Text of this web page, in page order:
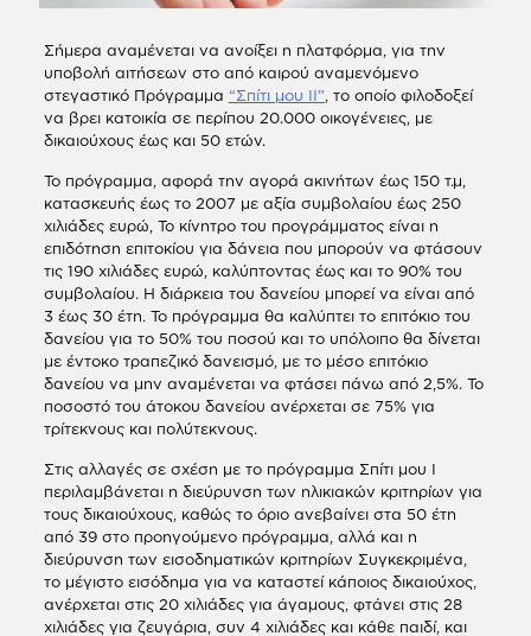
Σήμερα αναμένεται να ανοίξει η πλατφόρμα, για την
υποβολή αιτήσεων στο από καιρού αναμενόμενο
στεγαστικό Πρόγραμμα “Σπίτι μου ΙΙ” , το οποίο φιλοδοξεί
να βρει κατοικία σε περίπου 20.000 οικογένειες, με
δικαιούχους έως και 50 ετών.
Το πρόγραμμα, αφορά την αγορά ακινήτων έως 150 τ.μ,
κατασκευής έως το 2007 με αξία συμβολαίου έως 250
χιλιάδες ευρώ, Το κίνητρο του προγράμματος είναι η
επιδότηση επιτοκίου για δάνεια που μπορούν να φτάσουν
τις 190 χιλιάδες ευρώ, καλύπτοντας έως και το 90% του
συμβολαίου. Η διάρκεια του δανείου μπορεί να είναι από
3 έως 30 έτη. Το πρόγραμμα θα καλύπτει το επιτόκιο του
δανείου για το 50% του ποσού και το υπόλοιπο θα δίνεται
με έντοκο τραπεζικό δανεισμό, με το μέσο επιτόκιο
δανείου να μην αναμένεται να φτάσει πάνω από 2,5%. Το
ποσοστό του άτοκου δανείου ανέρχεται σε 75% για
τρίτεκνους και πολύτεκνους.
Στις αλλαγές σε σχέση με το πρόγραμμα Σπίτι μου Ι
περιλαμβάνεται η διεύρυνση των ηλικιακών κριτηρίων για
τους δικαιούχους, καθώς το όριο ανεβαίνει στα 50 έτη
από 39 στο προηγούμενο πρόγραμμα, αλλά και η
διεύρυνση των εισοδηματικών κριτηρίων Συγκεκριμένα,
το μέγιστο εισόδημα για να καταστεί κάποιος δικαιούχος,
ανέρχεται στις 20 χιλιάδες για άγαμους, φτάνει στις 28
χιλιάδες για ζευγάρια, συν 4 χιλιάδες και κάθε παιδί, και